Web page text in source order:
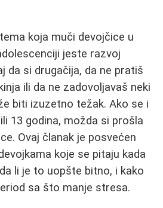
koja muči devojčice u
jeste razvoj
da si drugačija, da ne pratiš
ili da ne zadovoljavaš neki
biti izuzetno težak. Ako se i
13 godina, možda si prošla
Ovaj članak je posvećen
koje se pitaju kada
li je to uopšte bitno, i kako
sa što manje stresa.